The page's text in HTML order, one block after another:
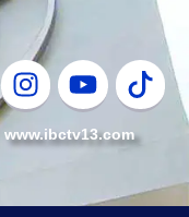
www.ibctv13.com